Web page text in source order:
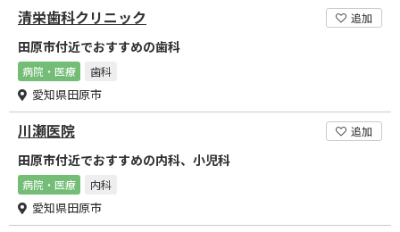
清栄歯科クリニック 追加
田原市付近でおすすめの歯科
病院・医療 歯科
愛知県田原市
川瀬医院 追加
田原市付近でおすすめの内科、小児科
病院・医療 内科
愛知県田原市